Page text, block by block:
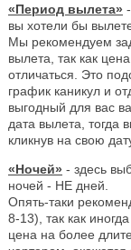
«Период вылета»
вы хотели бы
Мы рекомендуем
вылета, так как
отличаться. Это
график каникул и
выгодный для вас
дата вылета, тогда
кликнув на свою
«Ночей» - здесь
ночей - НЕ дней.
Опять-таки
8-13), так как
цена на более